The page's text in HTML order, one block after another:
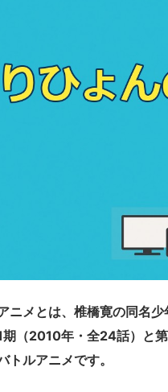
ニメとは、椎橋寛の同名
期（2010年・全24話）と
トルアニメです。